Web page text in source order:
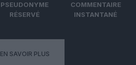
PSEUDONYME
RÉSERVÉ
COMMENTAIRE
INSTANTANÉ
EN SAVOIR PLUS